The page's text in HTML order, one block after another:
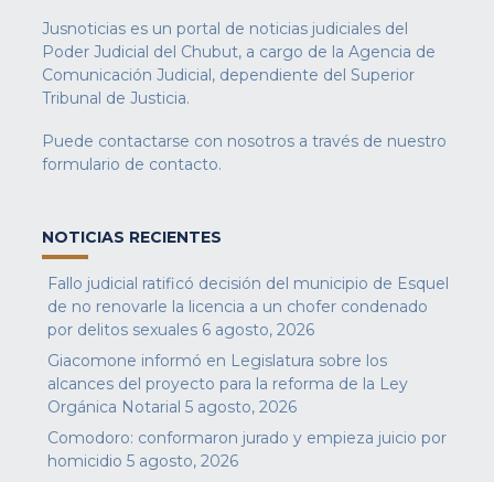
Jusnoticias es un portal de noticias judiciales del
Poder Judicial del Chubut, a cargo de la Agencia de
Comunicación Judicial, dependiente del Superior
Tribunal de Justicia.
Puede contactarse con nosotros a través de nuestro
formulario de contacto.
NOTICIAS RECIENTES
Fallo judicial ratificó decisión del municipio de Esquel
de no renovarle la licencia a un chofer condenado
por delitos sexuales 6 agosto, 2026
Giacomone informó en Legislatura sobre los
alcances del proyecto para la reforma de la Ley
Orgánica Notarial 5 agosto, 2026
Comodoro: conformaron jurado y empieza juicio por
homicidio 5 agosto, 2026